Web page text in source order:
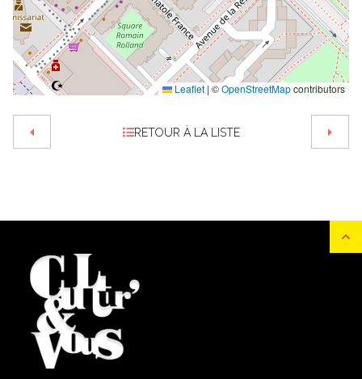
Leaflet | ©OpenStreetMapcontributors
RETOUR À LA LISTE